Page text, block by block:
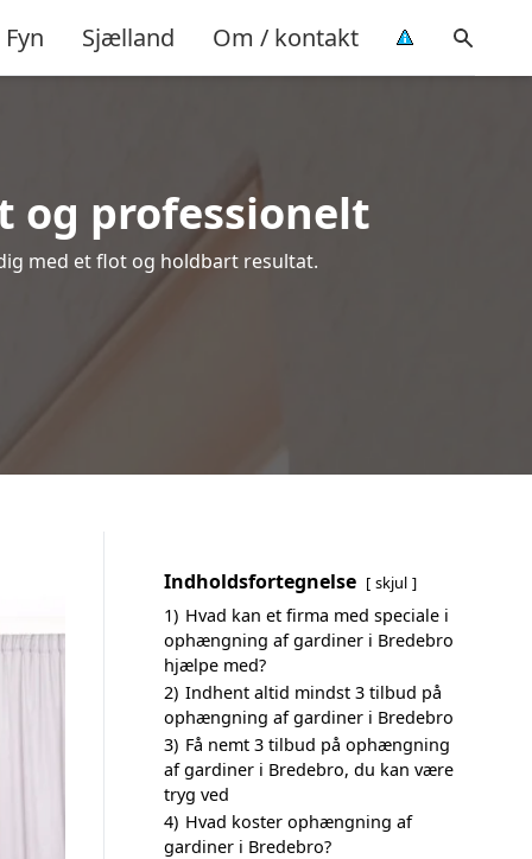
Fyn Sjælland Om / kontakt
og professionelt
med et flot og holdbart resultat.
Indholdsfortegnelse skjul
1) Hvad kan et firma med speciale i
ophængning af gardiner i Bredebro
hjælpe med?
2) Indhent altid mindst 3 tilbud på
ophængning af gardiner i Bredebro
3) Få nemt 3 tilbud på ophængning
af gardiner i Bredebro, du kan være
tryg ved
4) Hvad koster ophængning af
gardiner i Bredebro?